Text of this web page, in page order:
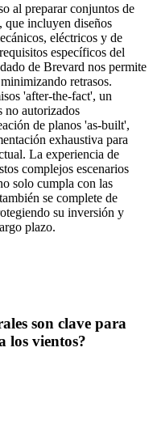
al preparar conjuntos de
que incluyen diseños
eléctricos y de
específicos del
de Brevard nos permite
retrasos.
'after-the-fact', un
no autorizados
de planos 'as-built',
exhaustiva para
La experiencia de
complejos escenarios
solo cumpla con las
se complete de
su inversión y
plazo.
son clave para
los vientos?